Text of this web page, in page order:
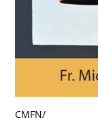
CMFN/